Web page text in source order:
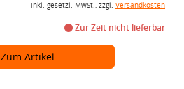
inkl. gesetzl. MwSt., zzgl. Versandkosten
Zur Zeit nicht lieferbar
Zum Artikel